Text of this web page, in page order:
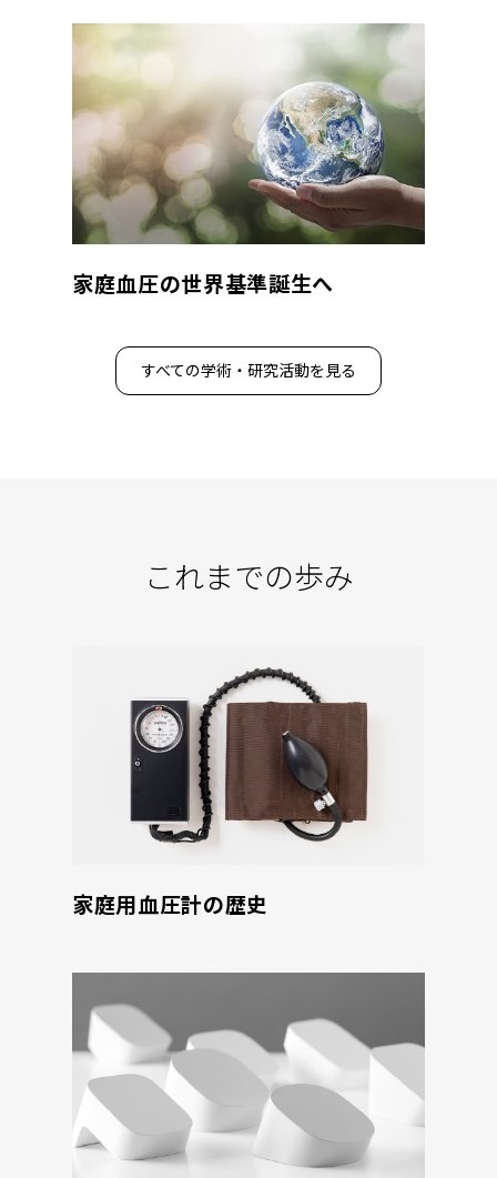
家庭血圧の世界基準誕生へ
すべての学術・研究活動を見る
これまでの歩み
家庭用血圧計の歴史